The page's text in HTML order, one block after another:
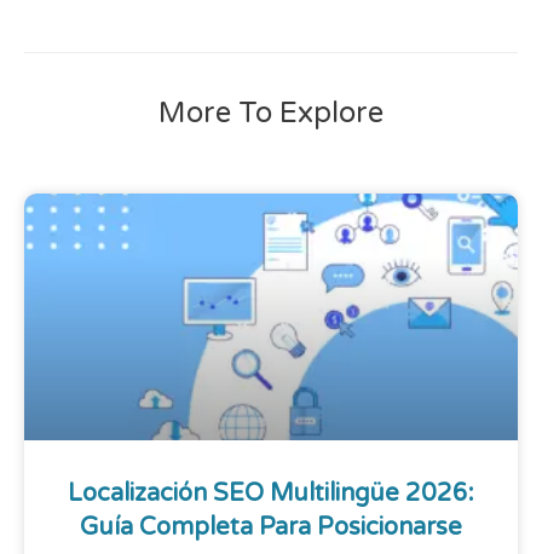
More To Explore
Localización SEO Multilingüe 2026:
Guía Completa Para Posicionarse